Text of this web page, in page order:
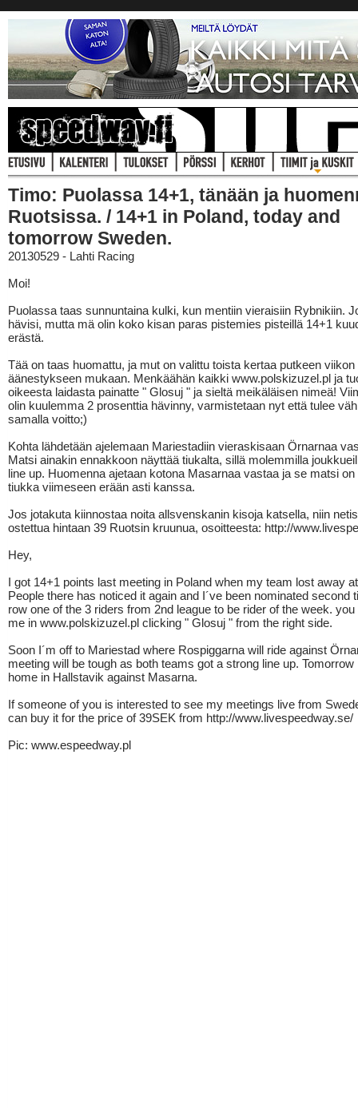
Timo: Puolassa 14+1, tänään ja
Ruotsissa. / 14+1 in Poland, today and
tomorrow Sweden.
20130529 - Lahti Racing
Moi!
Puolassa taas sunnuntaina kulki, kun mentiin vieraisiin Rybnikiin.
hävisi, mutta mä olin koko kisan paras pistemies pisteillä 14+1
erästä.
Tää on taas huomattu, ja mut on valittu toista kertaa putkeen viikon
äänestykseen mukaan. Menkäähän kaikki www.polskizuzel.pl ja
oikeesta laidasta painatte " Glosuj " ja sieltä meikäläisen nimeä!
olin kuulemma 2 prosenttia hävinny, varmistetaan nyt että tulee
samalla voitto;)
Kohta lähdetään ajelemaan Mariestadiin vieraskisaan Örnarnaa
Matsi ainakin ennakkoon näyttää tiukalta, sillä molemmilla
line up. Huomenna ajetaan kotona Masarnaa vastaa ja se matsi
tiukka viimeseen erään asti kanssa.
Jos jotakuta kiinnostaa noita allsvenskanin kisoja katsella, niin
ostettua hintaan 39 Ruotsin kruunua, osoitteesta: http://
Hey,
I got 14+1 points last meeting in Poland when my team lost away
People there has noticed it again and I´ve been nominated second
row one of the 3 riders from 2nd league to be rider of the week.
me in www.polskizuzel.pl clicking " Glosuj " from the right side.
Soon I´m off to Mariestad where Rospiggarna will ride against
meeting will be tough as both teams got a strong line up. Tomorrow
home in Hallstavik against Masarna.
If someone of you is interested to see my meetings live from
can buy it for the price of 39SEK from http://www.livespeedway.se/
Pic: www.espeedway.pl